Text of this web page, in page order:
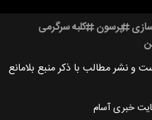
پرسون کلبه سرگرمی
و نشر مطالب با ذکر منبع بلامانع
خبری آسام